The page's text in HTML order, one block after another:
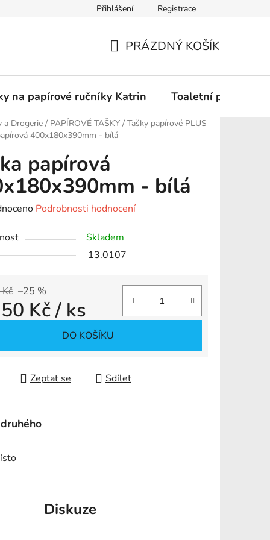
Podmínky ochrany osobních údajů
Přihlášení Registrace
KOŠÍK
PRÁZDNÝ KOŠÍK
na papírové ručníky Katrin Toaletní papír
a Drogerie / PAPÍROVÉ TAŠKY / Tašky papírové PLUS
400x180x390mm - bílá
papírová
- bílá
Podrobnosti hodnocení
Skladem
13.0107
–25 %
Kč/ ks
DO KOŠÍKU
Zeptat se Sdílet
Diskuze